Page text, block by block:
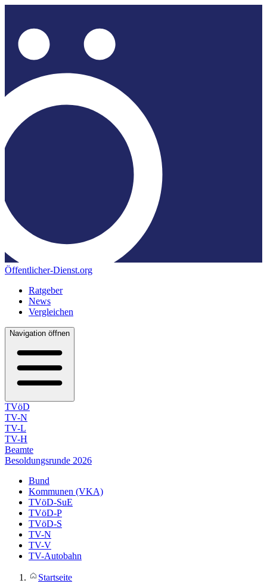
Öffentlicher-Dienst.org
Ratgeber
News
Vergleichen
Navigation öffnen
TVöD
TV-N
TV-L
TV-H
Beamte
Besoldungsrunde 2026
Bund
Kommunen (VKA)
TVöD-SuE
TVöD-P
TVöD-S
TV-N
TV-V
TV-Autobahn
Startseite